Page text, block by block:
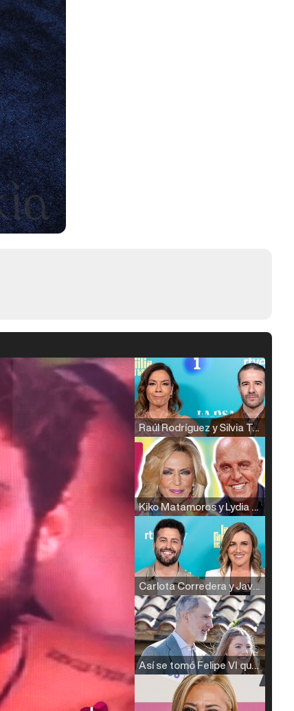
Raúl Rodríguez y Silvia Taulés nos cuentan su papel en 'La familia de la tele'
Kiko Matamoros y Lydia Lozano: "Nuestro público es de todas las edades y RTVE tiene un público muy pegado a las novelas, al que tenemos que captar"
Carlota Corredera y Javier de Hoyos: "La tele tiene que representar al público también y aquí están todos los perfiles posibles&quo;
Así se tomó Felipe VI que la Infanta Sofía no quisiera recibir formación militar